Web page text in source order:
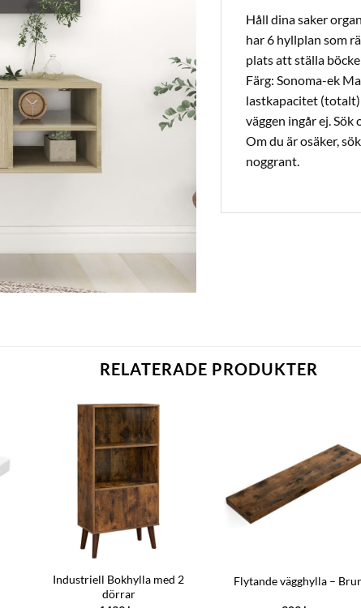
Håll dina saker
har 6 hyllplan som
plats att ställa
Färg: Sonoma-ek
lastkapacitet
väggen ingår ej.
Om du är osäker,
noggrant.
RELATERADE PRODUKTER
Industriell Bokhylla med 2
dörrar
Flytande vägghylla –